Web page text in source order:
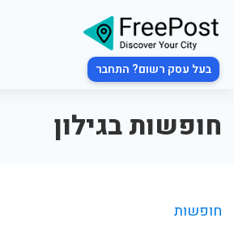
בעל עסק רשום? התחבר
חופשות בגילון
חופשות